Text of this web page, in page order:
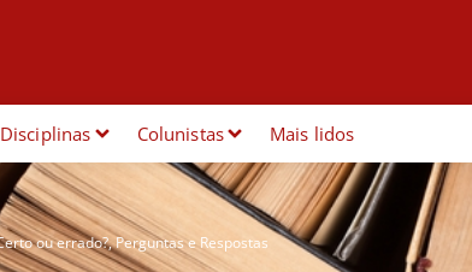
Disciplinas Colunistas Mais lidos
ou errado?,Perguntas e Respostas